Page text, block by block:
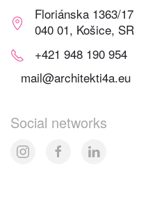
Floriánska 1363/17
040 01, Košice, SR
+421 948 190 954
mail@architekti4a.eu
Social networks